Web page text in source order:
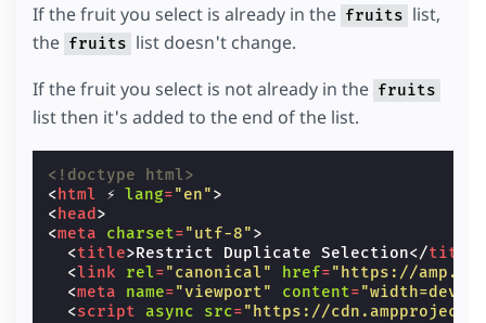
If the fruit you select is already in the fruits list,
the fruits list doesn't change.
If the fruit you select is not already in the fruits
list then it's added to the end of the list.
<!doctype html>
< html ⚡ lang="en">
< head >
<meta charset="utf-8">
<title>Restrict Duplicate Selection</title
<link rel="canonical" href="https://
<meta name="viewport" content=
<script async src="https://